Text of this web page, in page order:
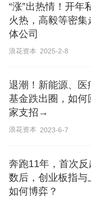
连日来，全球股
北京时间6月6日
4月以来的最差单
6月8日，韩国
暴跌8%，再次
同样飘绿，上证
50逆势实现逾1%
“涨”出热情！开年
火热，高毅等密集
体公司
浪花资本 2025-2-8
退潮！新能源、医
基金跌出圈，如何
家支招→
浪花资本 2023-6-7
奔跑11年，首次反
数后，创业板指与
如何博弈？